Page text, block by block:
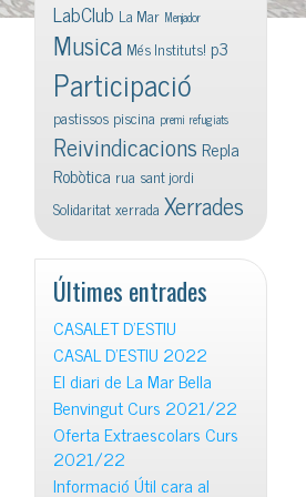
LabClub La Mar Menjador
Musica Més Instituts! p3
Participació
pastissos piscina premi refugiats
Reivindicacions Repla
Robòtica rua sant jordi
Solidaritatxerrada Xerrades
Últimes entrades
CASALET D’ESTIU
CASAL D’ESTIU 2022
El diari de La Mar Bella
Benvingut Curs 2021/22
Oferta Extraescolars Curs
2021/22
Informació Útil cara al